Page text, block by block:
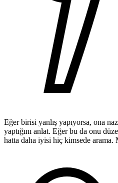
Eğer birisi yanlış yapıyorsa, ona
yaptığını anlat. Eğer bu da onu
hatta daha iyisi hiç kimsede arama.